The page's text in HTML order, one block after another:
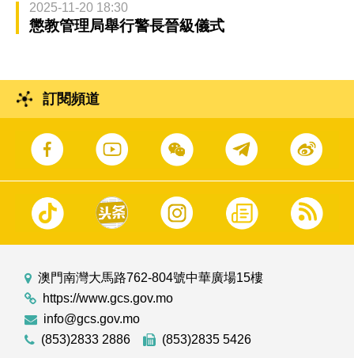
2025-11-20 18:30
懲教管理局舉行警長晉級儀式
訂閱頻道
澳門南灣大馬路762-804號中華廣場15樓
https://www.gcs.gov.mo
info@gcs.gov.mo
(853)2833 2886
(853)2835 5426